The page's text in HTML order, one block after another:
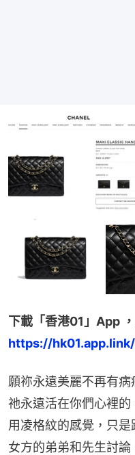
下載「香港01」App
https://
願祢永遠美麗不再有病
祂永遠活在你們心裡
用凌格紋的感覺，只
女方的弟弟和先生討